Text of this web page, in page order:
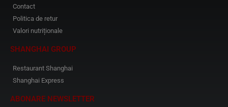
Contact
Politica de retur
Valori nutriționale
SHANGHAI GROUP
Restaurant Shanghai
Shanghai Express
ABONARE NEWSLETTER